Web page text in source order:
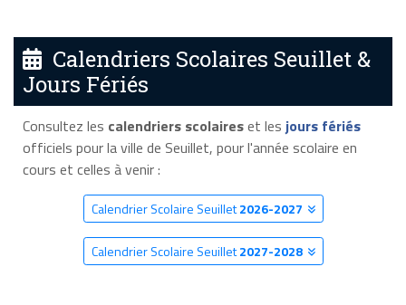
Calendriers Scolaires Seuillet &
Jours Fériés
Consultez les calendriers scolaireset les jours fériés
officiels pour la ville de Seuillet, pour l'année scolaire en
cours et celles à venir :
Calendrier Scolaire Seuillet2026-2027
Calendrier Scolaire Seuillet2027-2028